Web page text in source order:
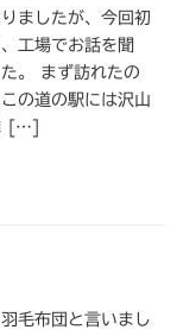
ましたが、今回初
工場でお話を聞
。 まず訪れたの
の道の駅には沢山
[…]
毛布団と言いまし